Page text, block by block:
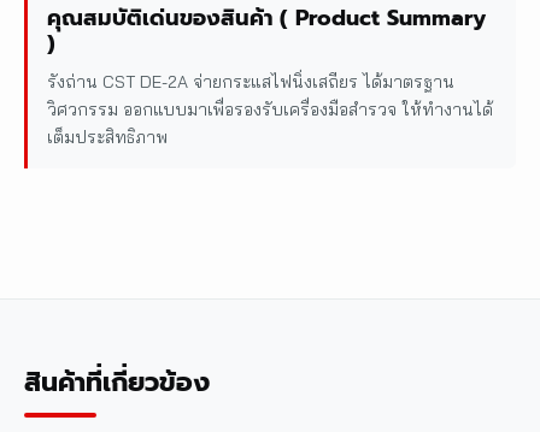
คุณสมบัติเด่นของสินค้า ( Product Summary
)
รังถ่าน CST DE-2A จ่ายกระแสไฟนิ่งเสถียร ได้มาตรฐาน
วิศวกรรม ออกแบบมาเพื่อรองรับเครื่องมือสำรวจ ให้ทำงานได้
เต็มประสิทธิภาพ
สินค้าที่เกี่ยวข้อง